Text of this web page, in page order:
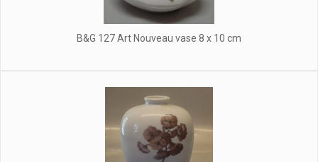
B&G 127 Art Nouveau vase 8 x 10 cm